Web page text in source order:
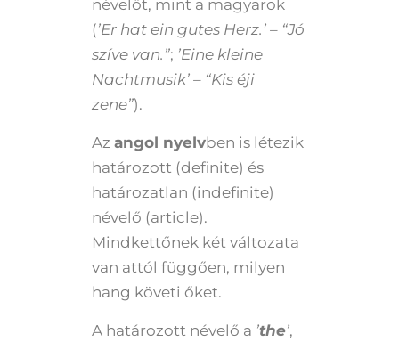
névelőt, mint a magyarok
(’Er hat ein gutes Herz.’ – “Jó
szíve van.”; ’Eine kleine
Nachtmusik’ – “Kis éji
zene”).
Az angol nyelvben is létezik
határozott (definite) és
határozatlan (indefinite)
névelő (article).
Mindkettőnek két változata
van attól függően, milyen
hang követi őket.
A határozott névelő a ’the’,